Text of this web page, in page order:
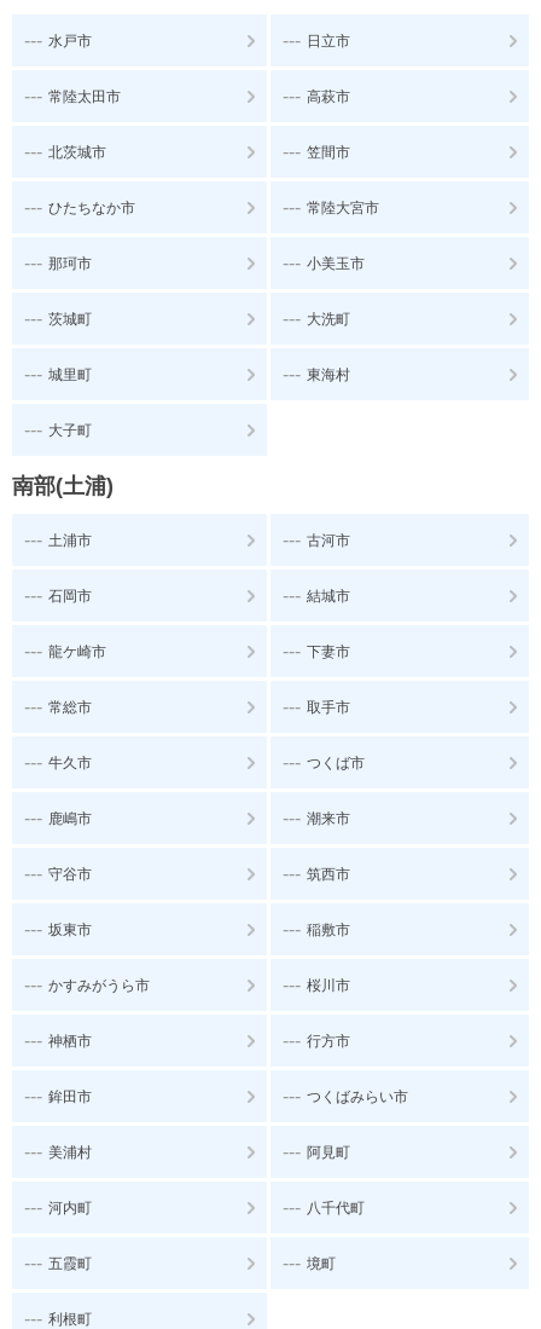
--- 水戸市 --- 日立市
--- 常陸太田市 --- 高萩市
--- 北茨城市 --- 笠間市
--- ひたちなか市 --- 常陸大宮市
--- 那珂市 --- 小美玉市
--- 茨城町 --- 大洗町
--- 城里町 --- 東海村
--- 大子町
南部(土浦)
--- 土浦市 --- 古河市
--- 石岡市 --- 結城市
--- 龍ケ崎市 --- 下妻市
--- 常総市 --- 取手市
--- 牛久市 --- つくば市
--- 鹿嶋市 --- 潮来市
--- 守谷市 --- 筑西市
--- 坂東市 --- 稲敷市
--- かすみがうら市 --- 桜川市
--- 神栖市 --- 行方市
--- 鉾田市 --- つくばみらい市
--- 美浦村 --- 阿見町
--- 河内町 --- 八千代町
--- 五霞町 --- 境町
--- 利根町